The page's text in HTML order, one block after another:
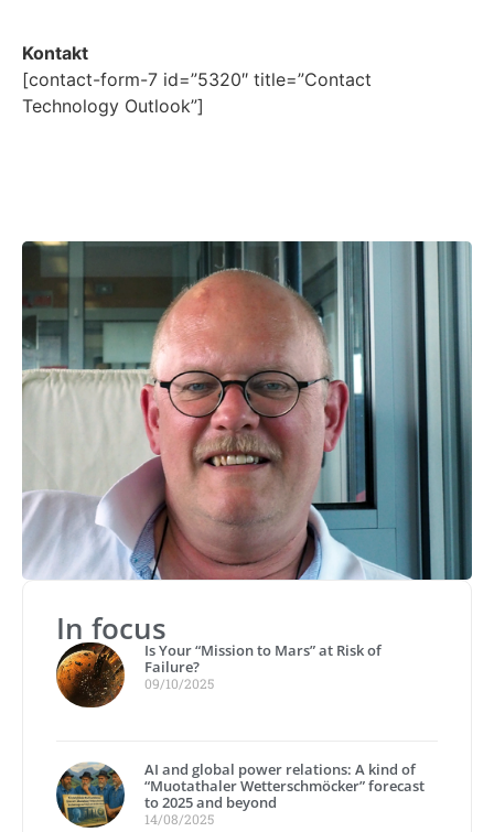
Kontakt
[contact-form-7 id=”5320″ title=”Contact
Technology Outlook”]
In focus
Is Your “Mission to Mars” at Risk of
Failure?
09/10/2025
AI and global power relations: A kind of
“Muotathaler Wetterschmöcker” forecast
to 2025 and beyond
14/08/2025